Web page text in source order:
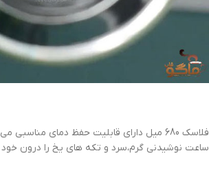
ساعت نوشیدنی گرم،سرد و تکه های یخ را درون